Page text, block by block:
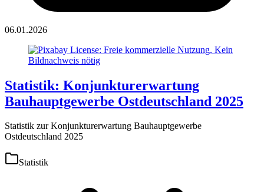
06.01.2026
Statistik: Konjunkturerwartung
Bauhauptgewerbe Ostdeutschland 2025
Statistik zur Konjunkturerwartung Bauhauptgewerbe
Ostdeutschland 2025
Statistik